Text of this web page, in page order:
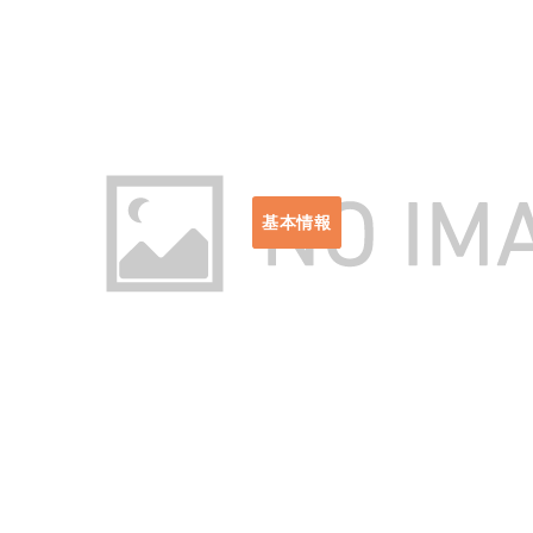
基本情報
セット内容：本体×1、ア